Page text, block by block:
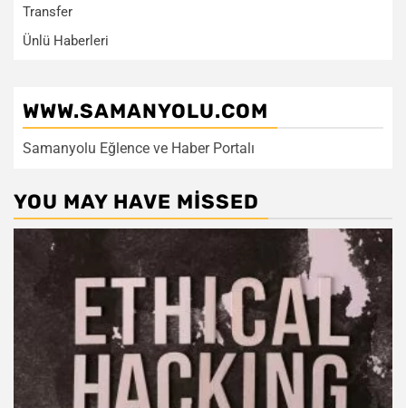
Transfer
Ünlü Haberleri
WWW.SAMANYOLU.COM
Samanyolu Eğlence ve Haber Portalı
YOU MAY HAVE MISSED